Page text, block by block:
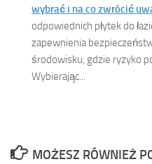
wybrać i na co zwrócić
odpowiednich płytek do
zapewnienia
środowisku, gdzie ryzyko
Wybierając...
MOŻESZ RÓWNIEŻ